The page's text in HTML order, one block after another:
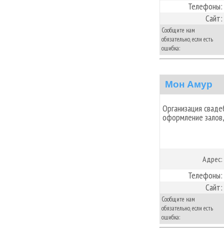
Телефоны:
Сайт:
Сообщите нам
обязательно, если есть
ошибка:
Мон Амур
Организация
оформление
Адрес:
Телефоны:
Сайт:
Сообщите нам
обязательно, если есть
ошибка: